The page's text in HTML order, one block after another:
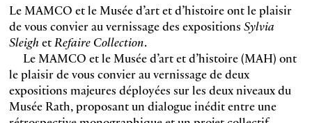
Le MAMCO et le Musée d’art et d’histoire ont le plaisir
de vous convier au vernissage des expositions Sylvia
SleighetRefaire Collection.
Le MAMCO et le Musée d’art et d’histoire (MAH) ont
le plaisir de vous convier au vernissage de deux
expositions majeures déployées sur les deux niveaux du
Musée Rath, proposant un dialogue inédit entre une